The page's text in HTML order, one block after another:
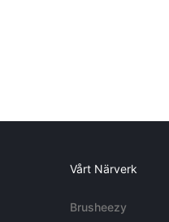
Vårt Närverk
Brusheezy